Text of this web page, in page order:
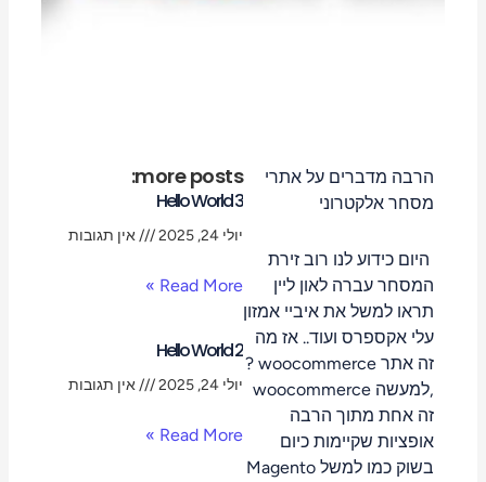
הרבה מדברים על אתרי
מסחר אלקטרוני
היום כידוע לנו רוב זירת
המסחר עברה לאון ליין
תראו למשל את איביי אמזון
עלי אקספרס ועוד.. אז מה
זה אתר woocommerce ?
,למעשה woocommerce
זה אחת מתוך הרבה
אופציות שקיימות כיום
בשוק כמו למשל Magento
more posts:
Hello World 3
יולי 24, 2025 אין תגובות
Read More »
Hello World 2
יולי 24, 2025 אין תגובות
Read More »